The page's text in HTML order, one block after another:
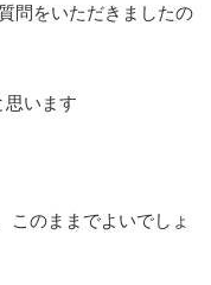
問をいただきましたの
思います
このままでよいでしょ